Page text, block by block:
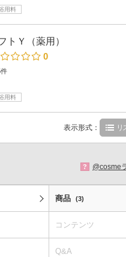
用料
トＹ（薬用）
0
用料
表示形式： リ
? @cosme
商品 (3)
コンテンツ
Q&A